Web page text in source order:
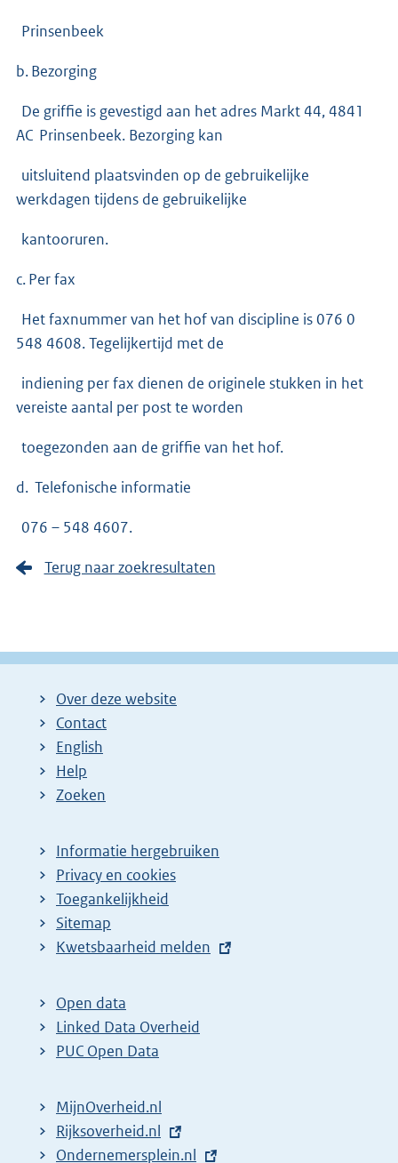
Prinsenbeek
b. Bezorging
De griffie is gevestigd aan het adres Markt 44, 4841
AC Prinsenbeek. Bezorging kan
uitsluitend plaatsvinden op de gebruikelijke
werkdagen tijdens de gebruikelijke
kantooruren.
c. Per fax
Het faxnummer van het hof van discipline is 076 0
548 4608. Tegelijkertijd met de
indiening per fax dienen de originele stukken in het
vereiste aantal per post te worden
toegezonden aan de griffie van het hof.
d. Telefonische informatie
076 – 548 4607.
Terug naar zoekresultaten
Over deze website
Contact
English
Help
Zoeken
Informatie hergebruiken
Privacy en cookies
Toegankelijkheid
Sitemap
E
t
e
r
l
i
Kwetsbaarheid melden
Open data
Linked Data Overheid
PUC Open Data
MijnOverheid.nl
E
x
Rijksoverheid.nl
E
Ondernemersplein.nl